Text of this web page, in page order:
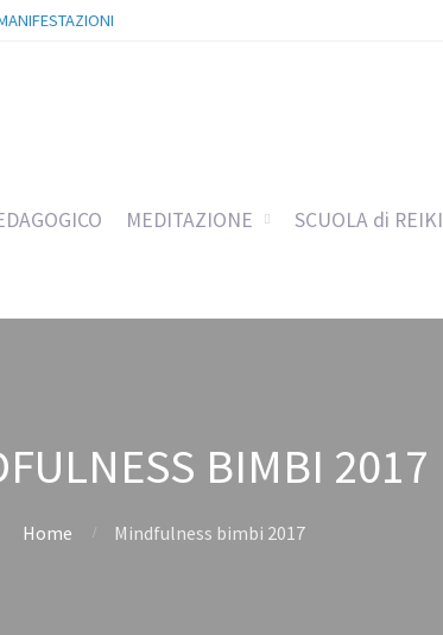
MEDITAZIONE SCUOLA di REIKI
BIMBI 2017
Home Mindfulness bimbi 2017